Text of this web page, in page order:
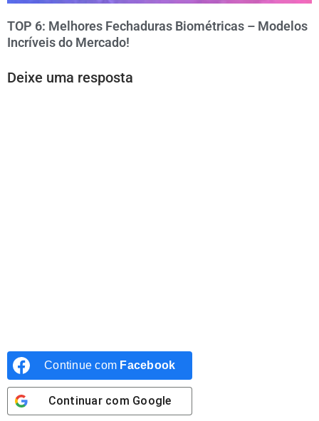
TOP 6: Melhores Fechaduras Biométricas – Modelos
Incríveis do Mercado!
Deixe uma resposta
Continue com Facebook
Continuar com Google